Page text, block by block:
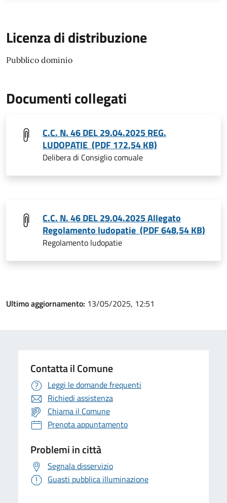
Licenza di distribuzione
Pubblico dominio
Documenti collegati
C.C. N. 46 DEL 29.04.2025 REG.
LUDOPATIE (PDF 172,54 KB)
Delibera di Consiglio comuale
C.C. N. 46 DEL 29.04.2025 Allegato
Regolamento ludopatie (PDF 648,54 KB)
Regolamento ludopatie
Ultimo aggiornamento: 13/05/2025, 12:51
Contatta il Comune
Leggi le domande frequenti
Richiedi assistenza
Chiama il Comune
Prenota appuntamento
Problemi in città
Segnala disservizio
Guasti pubblica illuminazione